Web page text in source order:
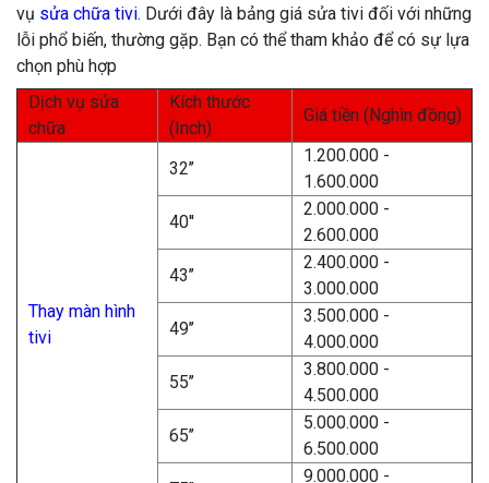
vụ sửa chữa tivi. Dưới đây là bảng giá sửa tivi đối với những
lỗi phổ biến, thường gặp. Bạn có thể tham khảo để có sự lựa
chọn phù hợp
Dịch vụ sửa
chữa
Kích thước
(Inch)
Giá tiền (Nghìn đồng)
Thay màn hình
tivi
32’’
1.200.000 -
1.600.000
40''
2.000.000 -
2.600.000
43’’
2.400.000 -
3.000.000
49’’
3.500.000 -
4.000.000
55’’
3.800.000 -
4.500.000
65’’
5.000.000 -
6.500.000
9.000.000 -